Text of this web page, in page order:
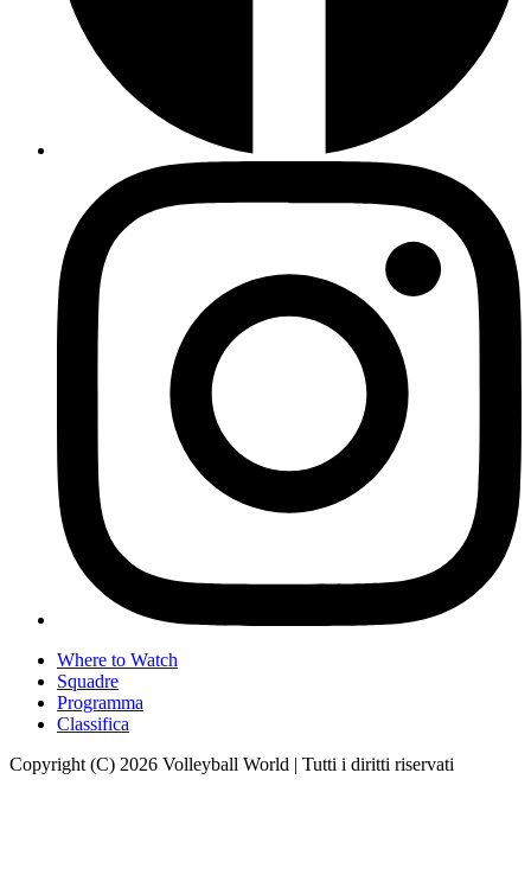
Where to Watch
Squadre
Programma
Classifica
Copyright (C) 2026 Volleyball World | Tutti i diritti riservati